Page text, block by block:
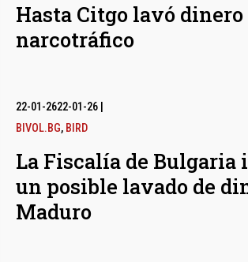
Hasta Citgo lavó dinero
narcotráfico
22-01-2622-01-26
BIVOL.BG, BIRD
La Fiscalía de Bulgaria
un posible lavado de
Maduro